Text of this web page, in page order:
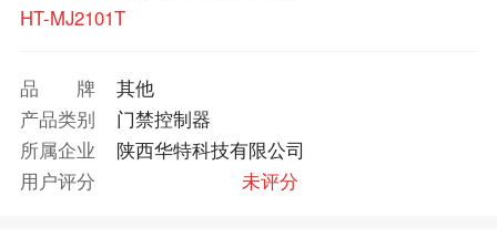
HT-MJ2101T
品牌
其他
产品类别
门禁控制器
所属企业
陕西华特科技有限公司
用户评分
未评分